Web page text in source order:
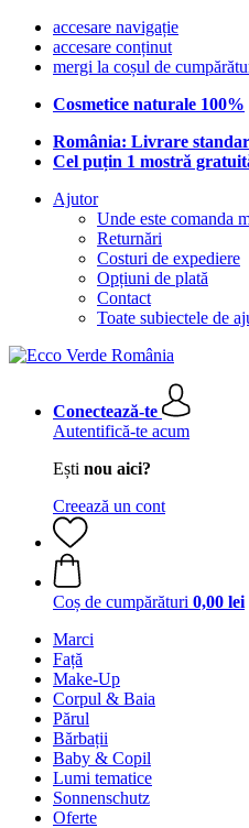
accesare navigație
accesare conținut
mergi la coșul de
Cosmetice naturale 100%
România: Livrare
Cel puțin 1 mostră
Ajutor
Unde este comanda
Returnări
Costuri de expediere
Opțiuni de plată
Contact
Toate subiectele de
Conectează-te
Autentifică-te acum
Ești nou aici?
Creează un cont
Coș de cumpărături 0,00 lei
Marci
Față
Make-Up
Corpul & Baia
Părul
Bărbații
Baby & Copil
Lumi tematice
Sonnenschutz
Oferte